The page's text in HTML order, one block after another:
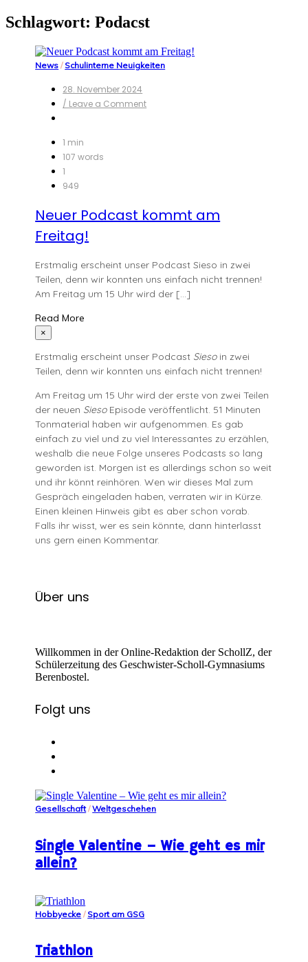
Schlagwort: Podacst
News / Schulinterne Neuigkeiten
28. November 2024
/ Leave a Commenton
1 min
107 words
1
949
Neuer Podcast kommt am
Freitag!
Erstmalig erscheint unser Podcast Sieso in zwei
Teilen, denn wir konnten uns einfach nicht trennen!
Am Freitag um 15 Uhr wird der […]
Read More
×
Erstmalig erscheint unser Podcast Siesoin zwei
Teilen, denn wir konnten uns einfach nicht trennen!
Am Freitag um 15 Uhr wird der erste von zwei Teilen
der neuen SiesoEpisode veröffentlicht. 51 Minuten
Tonmaterial haben wir aufgenommen. Es gab
einfach zu viel und zu viel Interessantes zu erzählen,
weshalb die neue Folge unseres Podcasts so lang
geworden ist. Morgen ist es allerdings schon so weit
und ihr könnt reinhören. Wen wir dieses Mal zum
Gespräch eingeladen haben, verraten wir in Kürze.
Einen kleinen Hinweis gibt es aber schon vorab.
Falls ihr wisst, wer es sein könnte, dann hinterlasst
uns gern einen Kommentar.
Über uns
Willkommen in der Online-Redaktion der SchollZ, der
Schülerzeitung des Geschwister-Scholl-Gymnasiums
Berenbostel.
Folgt uns
Gesellschaft/Weltgeschehen
Single Valentine – Wie geht es mir
allein?
Hobbyecke / Sport am GSG
Triathlon